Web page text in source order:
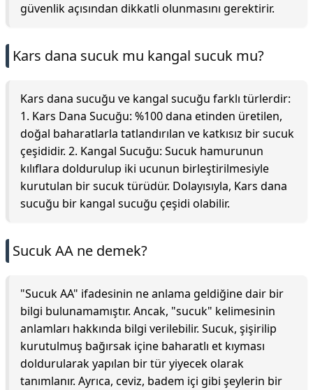
güvenlik açısından dikkatli olunmasını gerektirir.
Kars dana sucuk mu kangal sucuk mu?
Kars dana sucuğu ve kangal sucuğu farklı türlerdir:
1. Kars Dana Sucuğu: %100 dana etinden üretilen,
doğal baharatlarla tatlandırılan ve katkısız bir sucuk
çeşididir. 2. Kangal Sucuğu: Sucuk hamurunun
kılıflara doldurulup iki ucunun birleştirilmesiyle
kurutulan bir sucuk türüdür. Dolayısıyla, Kars dana
sucuğu bir kangal sucuğu çeşidi olabilir.
Sucuk AA ne demek?
"Sucuk AA" ifadesinin ne anlama geldiğine dair bir
bilgi bulunamamıştır. Ancak, "sucuk" kelimesinin
anlamları hakkında bilgi verilebilir. Sucuk, şişirilip
kurutulmuş bağırsak içine baharatlı et kıyması
doldurularak yapılan bir tür yiyecek olarak
tanımlanır. Ayrıca, ceviz, badem içi gibi şeylerin bir